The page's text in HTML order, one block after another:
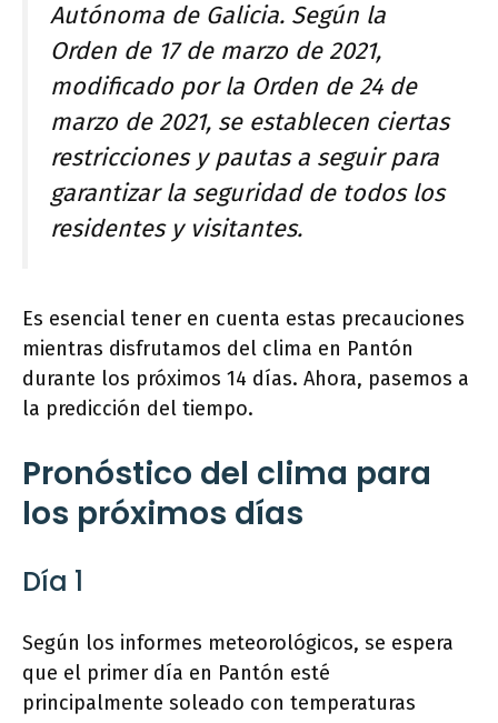
Autónoma de Galicia. Según la
Orden de 17 de marzo de 2021,
modificado por la Orden de 24 de
marzo de 2021, se establecen ciertas
restricciones y pautas a seguir para
garantizar la seguridad de todos los
residentes y visitantes.
Es esencial tener en cuenta estas precauciones
mientras disfrutamos del clima en Pantón
durante los próximos 14 días. Ahora, pasemos a
la predicción del tiempo.
Pronóstico del clima para
los próximos días
Día 1
Según los informes meteorológicos, se espera
que el primer día en Pantón esté
principalmente soleado con temperaturas